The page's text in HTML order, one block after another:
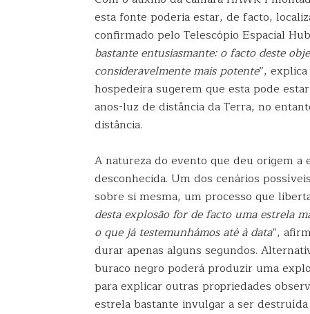
esta fonte poderia estar, de facto,
confirmado pelo Telescópio Espacial
bastante entusiasmante: o facto deste
consideravelmente mais potente”,
hospedeira sugerem que esta pode
anos-luz de distância da Terra, no
distância.
A natureza do evento que deu origem a
desconhecida. Um dos cenários
sobre si mesma, um processo que
desta explosão for de facto uma estrela
o que já testemunhámos até à data”,
durar apenas alguns segundos.
buraco negro poderá produzir uma
para explicar outras propriedades
estrela bastante invulgar a ser